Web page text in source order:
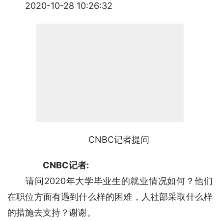
2020-10-28 10:26:32
CNBC记者提问
CNBC记者:
请问2020年大学毕业生的就业情况如何？他们
在职位方面有遇到什么样的困难，人社部采取什么样
的措施去支持？谢谢。